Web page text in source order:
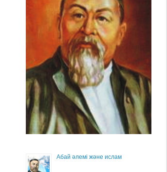
Абай әлемі және ислам